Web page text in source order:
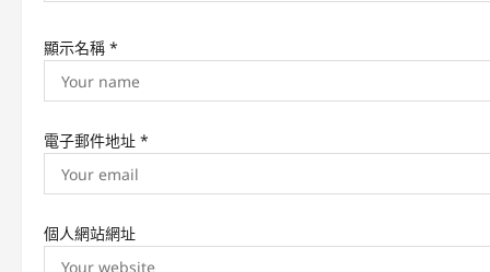
顯示名稱 *
電子郵件地址 *
個人網站網址